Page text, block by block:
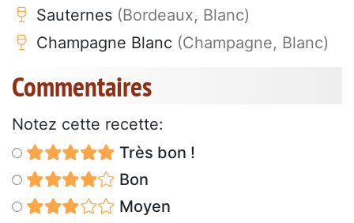
Sauternes (Bordeaux, Blanc)
Champagne Blanc (Champagne, Blanc)
Commentaires
Notez cette recette:
Très bon !
Bon
Moyen